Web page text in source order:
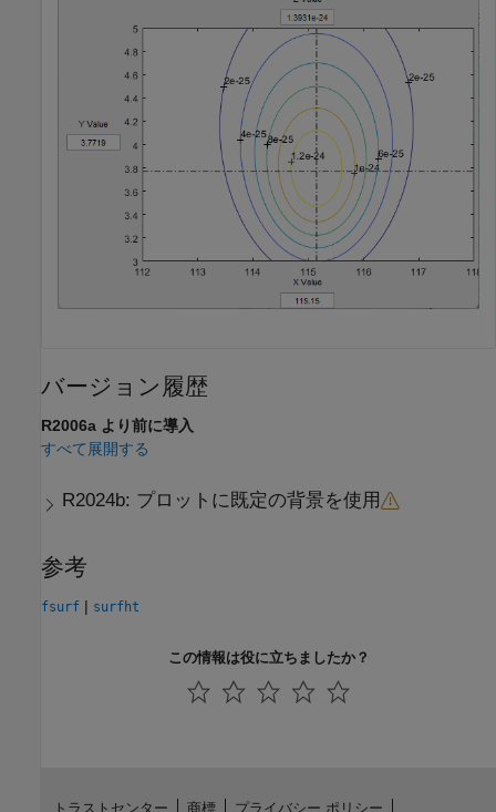
バージョン履歴
R2006a より前に導入
すべて展開する
R2024b: プロットに既定の背景を使用
参考
fsurf | surfht
この情報は役に立ちましたか？
トラストセンター 商標 プライバシー ポリシー